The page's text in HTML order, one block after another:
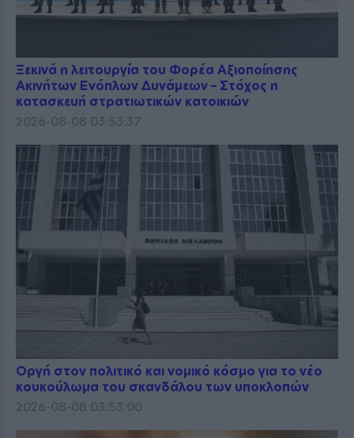
Ξεκινά η λειτουργία του Φορέα Αξιοποίησης
Ακινήτων Ενόπλων Δυνάμεων – Στόχος η
κατασκευή στρατιωτικών κατοικιών
2026-08-08 03:53:37
Οργή στον πολιτικό και νομικό κόσμο για το νέο
κουκούλωμα του σκανδάλου των υποκλοπών
2026-08-08 03:53:00